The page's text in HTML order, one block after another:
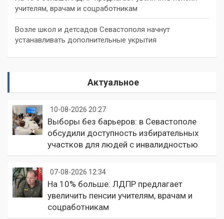
учителям, врачам и соцработникам
Возле школ и детсадов Севастополя начнут
устанавливать дополнительные укрытия
Актуальное
10-08-2026 20:27
Выборы без барьеров: в Севастополе
обсудили доступность избирательных
участков для людей с инвалидностью
07-08-2026 12:34
На 10% больше: ЛДПР предлагает
увеличить пенсии учителям, врачам и
соцработникам